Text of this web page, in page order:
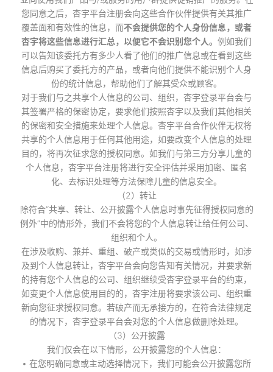
您同意之后，杏宇平台注册会向这些合作伙伴提供有关其推广
覆盖面和有效性的信息，而不会提供您的个人身份信息，或者
杏宇将这些信息进行汇总，以便它不会识别您个人。 例如我们
可以告知该委托方有多少人看了他们的推广信息或在看到这些
信息后购买了委托方的产品，或者向他们提供不能识别个人身
份的统计信息，帮助他们了解其受众或顾客。
对于我们与之共享个人信息的公司、组织，杏宇登录平台会与
其签署严格的保密协定，要求他们按照杏宇以及我们其他相关
的保密和安全措施来处理个人信息。杏宇平台合作伙伴无权将
共享的个人信息用于任何其他用途，如要改变个人信息的处理
目的，将再次征求您的授权同意。如我们与第三方分享儿童的
个人信息，杏宇平台注册将进行安全评估并采用加密、匿名
化、去标识处理等方法保障儿童的信息安全。
（2）转让
除符合“共享、转让、公开披露个人信息时事先征得授权同意的
例外”中的情形外，我们不会将您的个人信息转让给任何公司、
组织和个人。
在涉及收购、兼并、重组、破产或类似的交易或情形时，如涉
及到个人信息转让，杏宇平台会向您告知有关情况，并要求新
的持有您个人信息的公司、组织继续受杏宇登录平台的约束，
如变更个人信息使用目的的，杏宇注册将要求该公司、组织重
新向您征求授权同意。若破产而无承接方的，在符合法律规定
的情况下，杏宇登录平台会对您的个人信息做删除处理。
（3）公开披露
我们仅会在以下情形，公开披露您的个人信息：
• 在您明确同意或主动选择情况下，我们可能会公开披露您所